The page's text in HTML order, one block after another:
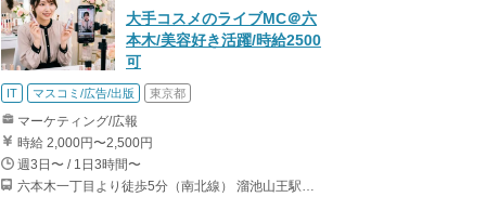
大手コスメのライブMC＠六
本木/美容好き活躍/時給2500
可
IT マスコミ/広告/出版 東京都
マーケティング/広報
時給 2,000円〜2,500円
週3日〜 / 1日3時間〜
六本木一丁目より徒歩5分（南北線） 溜池山王駅より徒歩10分（銀座線） 六本木駅より徒歩12分（日比谷線）